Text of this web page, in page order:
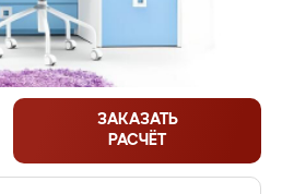
ЗАКАЗАТЬ
РАСЧЁТ